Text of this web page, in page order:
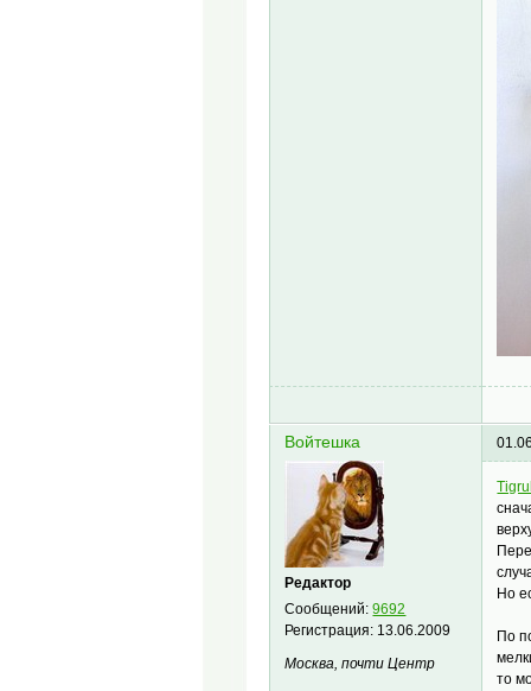
Войтешка
Редактор
Сообщений:9692
Регистрация: 13.06.2009
Москва, почти Центр
Но
По
то